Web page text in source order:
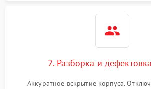
2. Разборка и
Аккуратное вскрытие корпуса.